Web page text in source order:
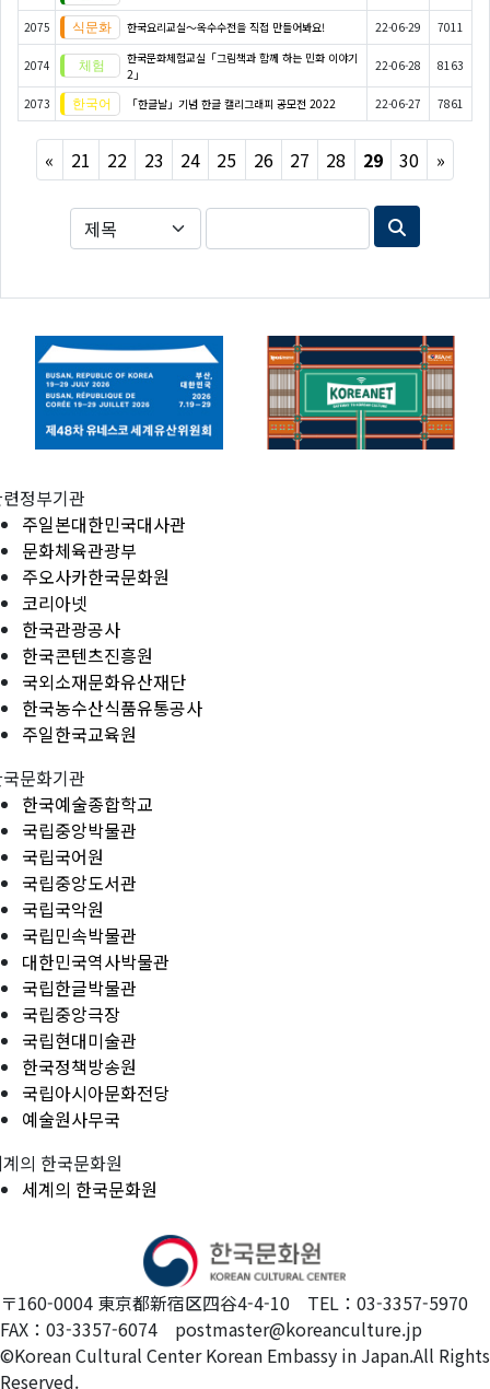
2075 한국요리교실〜옥수수전을 직접 만들어봐요! 22-06-29 7011
2074
한국문화체험교실「그림책과 함께 하는 민화 이야기
2」
22-06-28 8163
2073 「한글날」기념 한글 캘리그래피 공모전 2022 22-06-27 7861
« Previous
21 22 23 24 25 26 27 28 29 30 »Next
정부기관
주일본대한민국대사관
문화체육관광부
주오사카한국문화원
코리아넷
한국관광공사
한국콘텐츠진흥원
국외소재문화유산재단
한국농수산식품유통공사
주일한국교육원
문화기관
한국예술종합학교
국립중앙박물관
국립국어원
국립중앙도서관
국립국악원
국립민속박물관
대한민국역사박물관
국립한글박물관
국립중앙극장
국립현대미술관
한국정책방송원
국립아시아문화전당
예술원사무국
의 한국문화원
세계의 한국문화원
〒160-0004 東京都新宿区四谷4-4-10 TEL：03-3357-5970
FAX：03-3357-6074 postmaster@koreanculture.jp
©Korean Cultural Center Korean Embassy in Japan.All Rights
Reserved.